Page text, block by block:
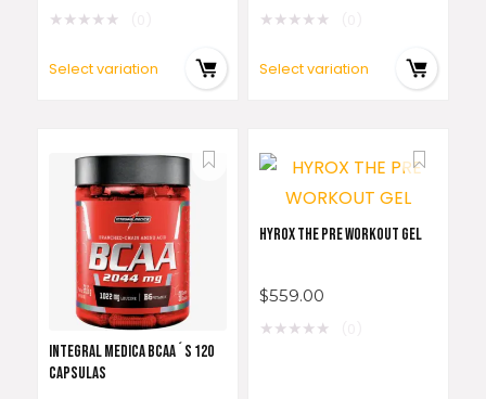
★★★★★
Select variation
★★★★★
Select variation
INTEGRAL MEDICA BCAA´S 120
CAPSULAS
HYROX THE PRE WORKOUT GEL
$559.00
★★★★★